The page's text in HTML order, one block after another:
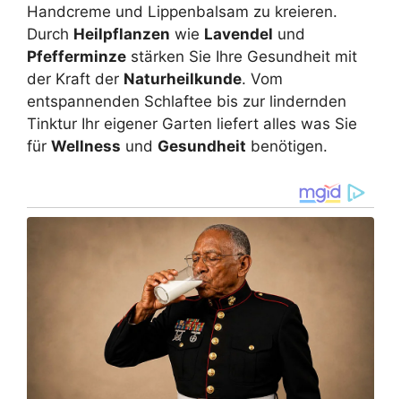
Handcreme und Lippenbalsam zu kreieren.
Durch Heilpflanzen wie Lavendel und
Pfefferminze stärken Sie Ihre Gesundheit mit
der Kraft der Naturheilkunde. Vom
entspannenden Schlaftee bis zur lindernden
Tinktur Ihr eigener Garten liefert alles was Sie
für Wellness und Gesundheit benötigen.